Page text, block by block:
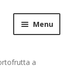
Menu
a